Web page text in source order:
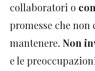
collaboratori o
promesse che
mantenere. Non
e le